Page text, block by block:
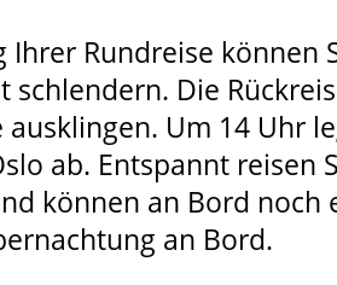
Ihrer Rundreise können
schlendern. Die
ausklingen. Um 14 Uhr
ab. Entspannt reisen
können an Bord noch
an Bord.